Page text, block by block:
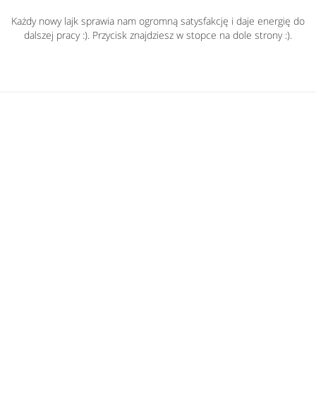
Każdy nowy lajk sprawia nam ogromną satysfakcję i daje energię do
dalszej pracy :). Przycisk znajdziesz w stopce na dole strony :).